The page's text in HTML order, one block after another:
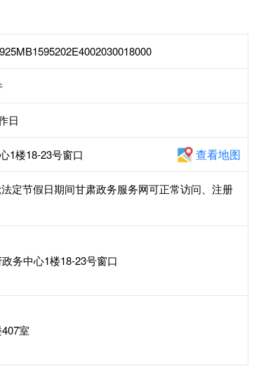
日
1楼18-23号窗口 查看地图
定节假日期间甘肃政务服务网可正常访问、注册
务中心1楼18-23号窗口
室